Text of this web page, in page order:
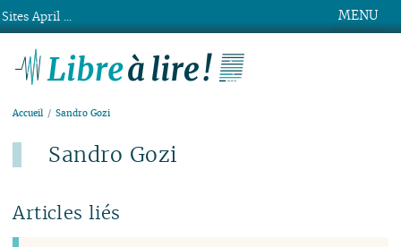
MENU
Accueil Sandro Gozi
Sandro Gozi
Articles liés
Sites April ...